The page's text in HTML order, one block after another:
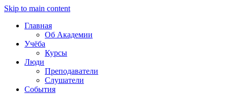
Skip to main content
Главная
Об Академии
Учёба
Курсы
Люди
Преподаватели
Слушатели
События